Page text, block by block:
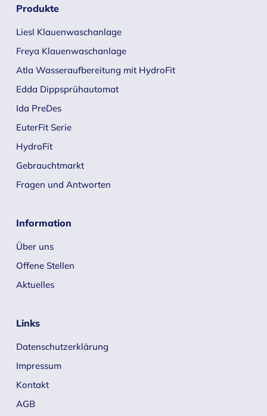
Produkte
Liesl Klauenwaschanlage
Freya Klauenwaschanlage
Atla Wasseraufbereitung mit HydroFit
Edda Dippsprühautomat
Ida PreDes
EuterFit Serie
HydroFit
Gebrauchtmarkt
Fragen und Antworten
Information
Über uns
Offene Stellen
Aktuelles
Links
Datenschutzerklärung
Impressum
Kontakt
AGB